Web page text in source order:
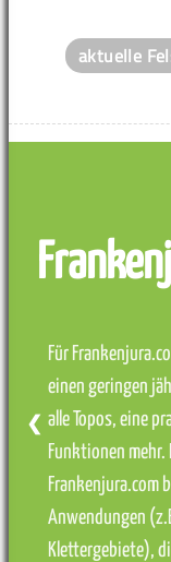
aktuelle
Für
einen geringen
alle Topos, eine
Funktionen
Frankenjura.com
Anwendungen
Klettergebiete),
❮